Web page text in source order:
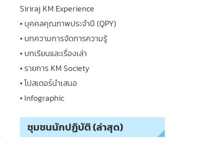
Siriraj KM Experience
• บุคคลคุณภาพประจำปี (QPY)
• บทความการจัดการความรู้
• บทเรียนและเรื่องเล่า
• รายการ KM Society
• โปสเตอร์นำเสนอ
• Infographic
ชุมชนนักปฏิบัติ (ล่าสุด)